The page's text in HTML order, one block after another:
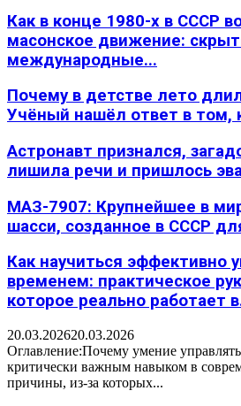
Как в конце 1980-х в СССР
масонское движение:
международные...
Почему в детстве лето
Учёный нашёл ответ в том,
Астронавт признался,
лишила речи и пришлось
МАЗ-7907: Крупнейшее в
шасси, созданное в СССР
Как научиться эффективно
временем: практическое
которое реально работает
20.03.202620.03.2026
Оглавление:Почему умение
критически важным навыком в
причины, из-за которых...